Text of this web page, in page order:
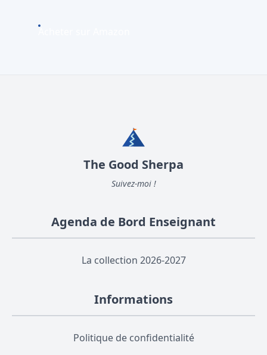
Acheter sur Amazon
The Good Sherpa
Suivez-moi !
Agenda de Bord Enseignant
La collection 2026-2027
Informations
Politique de confidentialité